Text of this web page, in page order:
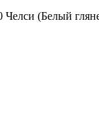
Челси (Белый